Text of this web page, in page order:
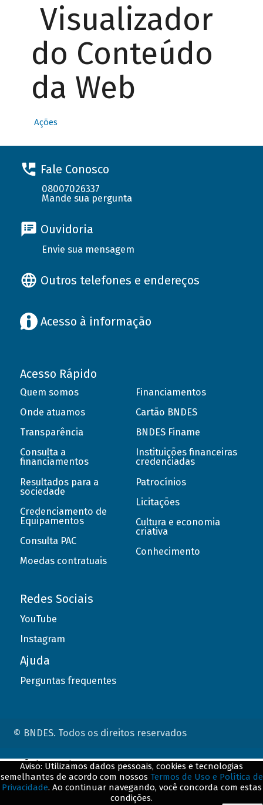
Visualizador
do Conteúdo
da Web
Ações
Fale Conosco
08007026337
Mande sua pergunta
Ouvidoria
Envie sua mensagem
Outros telefones e endereços
Acesso à informação
Acesso Rápido
Quem somos
Onde atuamos
Transparência
Consulta a
financiamentos
Resultados para a
sociedade
Credenciamento de
Equipamentos
Consulta PAC
Moedas contratuais
Financiamentos
Cartão BNDES
BNDES Finame
Instituições financeiras
credenciadas
Patrocínios
Licitações
Cultura e economia
criativa
Conhecimento
Redes Sociais
YouTube
Instagram
Ajuda
Perguntas frequentes
© BNDES. Todos os direitos reservados
Aviso: Utilizamos dados pessoais, cookies e tecnologias
semelhantes de acordo com nossos Termos de Uso e Política de
Privacidade. Ao continuar navegando, você concorda com estas
condições.
ConteÃºdo complementar
${title}${badge}